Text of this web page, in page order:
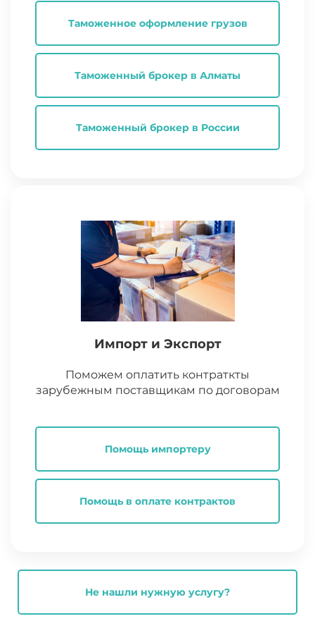
Таможенное оформление грузов
Таможенный брокер в Алматы
Таможенный брокер в России
Импорт и Экспорт
Поможем оплатить контраткты
зарубежным поставщикам по договорам
Помощь импортеру
Помощь в оплате контрактов
Не нашли нужную услугу?